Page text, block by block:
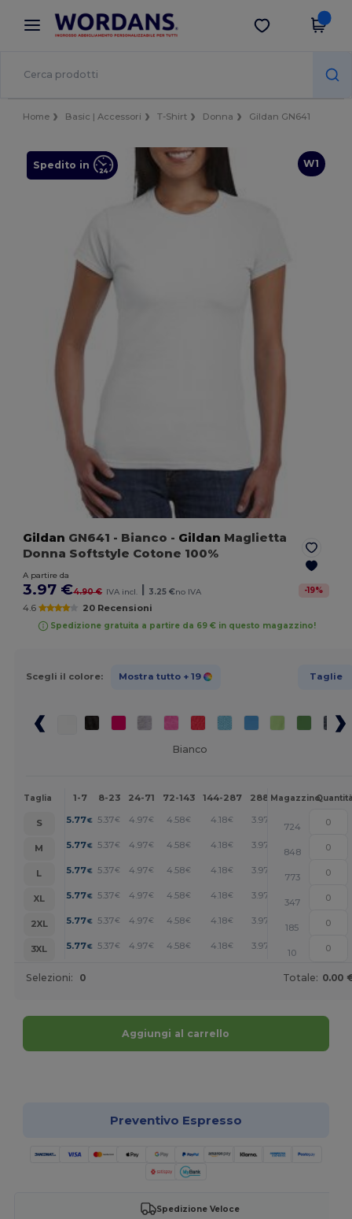
× App Wordans
Prezzi migliori sull'app!
Scarica app
Home Basic | Accessori T-Shirt Donna Gildan GN641
W1
Spedito in
Gildan GN641 - Bianco - Gildan Maglietta
Donna Softstyle Cotone 100%
A partire da
3.97 €4.90 € IVA incl. | 3.25 €no IVA -19%
4.6 20 Recensioni
Spedizione gratuita a partire da 69 € in questo magazzino!
Scegli il colore: Mostra tutto + 19 Taglie
Bianco
Taglia 1-7 8-23 24-71 72-143 144-287 288 + Altri
Magazzino
S 5.77€ 5.37€ 4.97€ 4.58€ 4.18€ 3.97 +
724
M
5.77€ 5.37€ 4.97€ 4.58€ 4.18€ 3.97 +
848
L
5.77€ 5.37€ 4.97€ 4.58€ 4.18€ 3.97 +
773
XL
5.77€ 5.37€ 4.97€ 4.58€ 4.18€ 3.97 +
347
2XL
5.77€ 5.37€ 4.97€ 4.58€ 4.18€ 3.97 +
185
3XL
5.77€ 5.37€ 4.97€ 4.58€ 4.18€ 3.97 +
10
Selezioni: 0 Totale: 0.00
Aggiungi al carrello
Preventivo Espresso
Spedizione Veloce